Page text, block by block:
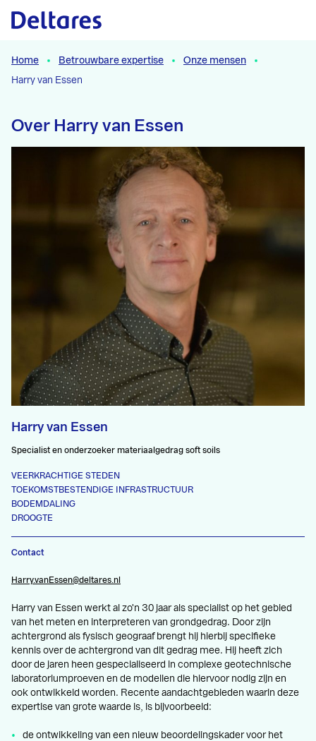
Naar hoofdcontent
Home Betrouwbare expertise
Onze mensen
Harry van Essen
Over Harry van Essen
Harry van Essen
Specialist en onderzoeker materiaalgedrag soft soils
VEERKRACHTIGE STEDEN
TOEKOMSTBESTENDIGE INFRASTRUCTUUR
BODEMDALING
DROOGTE
Contact
Harry.vanEssen@deltares.nl
Harry van Essen werkt al zo'n 30 jaar als specialist op het gebied
van het meten en interpreteren van grondgedrag. Door zijn
achtergrond als fysisch geograaf brengt hij hierbij specifieke
kennis over de achtergrond van dit gedrag mee. Hij heeft zich
door de jaren heen gespecialiseerd in complexe geotechnische
laboratoriumproeven en de modellen die hiervoor nodig zijn en
ook ontwikkeld worden. Recente aandachtgebieden waarin deze
expertise van grote waarde is, is bijvoorbeeld:
de ontwikkeling van een nieuw beoordelingskader voor het